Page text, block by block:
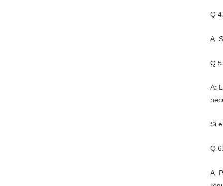
Q
A:
Q
A:
Si
Q
A: